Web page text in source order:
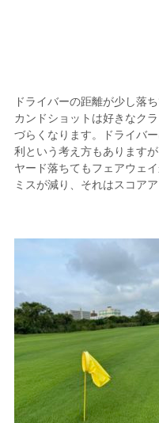
ドライバーの距離が少し落
カンドショットは好きなク
づらくなります。ドライバ
利という考え方もあります
ヤード落ちてもフェアウェ
ミスが減り、それはスコア